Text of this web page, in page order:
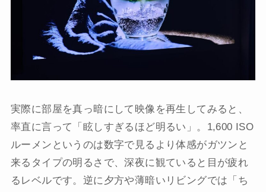
実際に部屋を真っ暗にして映像を再生してみると、
率直に言って「眩しすぎるほど明るい」。1,600 ISO
ルーメンというのは数字で見るより体感がガツンと
来るタイプの明るさで、深夜に観ていると目が疲れ
るレベルです。逆に夕方や薄暗いリビングでは「ち